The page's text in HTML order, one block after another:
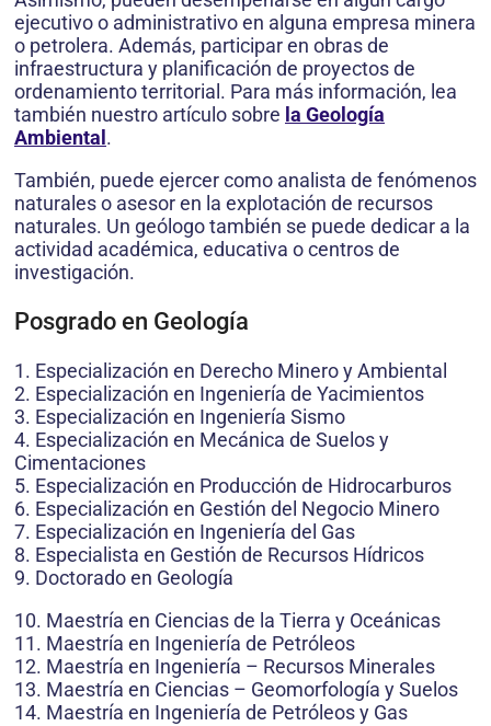
ejecutivo o administrativo en alguna empresa minera
o petrolera. Además, participar en obras de
infraestructura y planificación de proyectos de
ordenamiento territorial. Para más información, lea
también nuestro artículo sobre la Geología
Ambiental .
También, puede ejercer como analista de fenómenos
naturales o asesor en la explotación de recursos
naturales. Un geólogo también se puede dedicar a la
actividad académica, educativa o centros de
investigación.
Posgrado en Geología
1. Especialización en Derecho Minero y Ambiental
2. Especialización en Ingeniería de Yacimientos
3. Especialización en Ingeniería Sismo
4. Especialización en Mecánica de Suelos y
Cimentaciones
5. Especialización en Producción de Hidrocarburos
6. Especialización en Gestión del Negocio Minero
7. Especialización en Ingeniería del Gas
8. Especialista en Gestión de Recursos Hídricos
9. Doctorado en Geología
10. Maestría en Ciencias de la Tierra y Oceánicas
11. Maestría en Ingeniería de Petróleos
12. Maestría en Ingeniería – Recursos Minerales
13. Maestría en Ciencias – Geomorfología y Suelos
14. Maestría en Ingeniería de Petróleos y Gas